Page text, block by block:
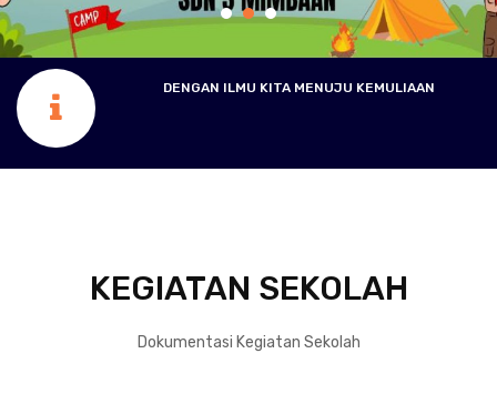
DENGAN ILMU KITA MENUJU KEMULIAAN
KEGIATAN SEKOLAH
Dokumentasi Kegiatan Sekolah